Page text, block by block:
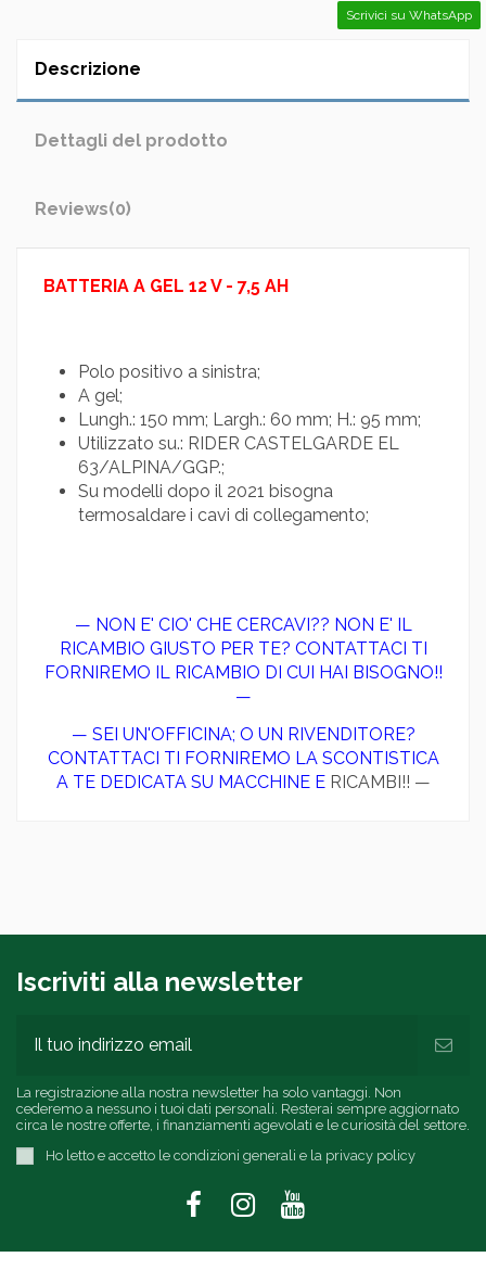
Descrizione
Dettagli del prodotto
Reviews(0)
BATTERIA A GEL 12 V - 7,5 AH
Polo positivo a sinistra;
A gel;
Lungh.: 150 mm; Largh.: 60 mm; H.: 95 mm;
Utilizzato su.: RIDER CASTELGARDE EL
63/ALPINA/GGP.;
Su modelli dopo il 2021 bisogna
termosaldare i cavi di collegamento;
— NON E' CIO' CHE CERCAVI?? NON E' IL
RICAMBIO GIUSTO PER TE? CONTATTACI TI
FORNIREMO IL RICAMBIO DI CUI HAI BISOGNO!!
—
— SEI UN'OFFICINA; O UN RIVENDITORE?
CONTATTACI TI FORNIREMO LA SCONTISTICA
A TE DEDICATA SU MACCHINE E RICAMBI!! —
Iscriviti alla newsletter
La registrazione alla nostra newsletter ha solo vantaggi. Non
cederemo a nessuno i tuoi dati personali. Resterai sempre aggiornato
circa le nostre offerte, i finanziamenti agevolati e le curiosità del settore.
Ho letto e accetto le condizioni generali e la privacy policy
Scrivici su WhatsApp